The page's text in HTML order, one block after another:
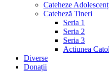
Cateheze
Cateheză Tineri
Seria 1
Seria 2
Seria 3
Actiunea
Diverse
Donații